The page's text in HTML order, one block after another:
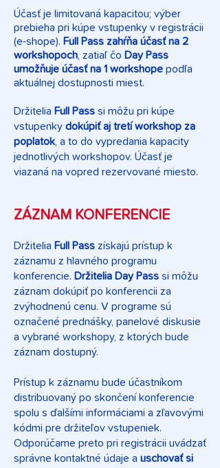
Účasť je limitovaná kapacitou; výber
prebieha pri kúpe vstupenky v registrácii
(e-shope). Full Pass zahŕňa účasť na 2
workshopoch , zatiaľ čo Day Pass
umožňuje účasť na 1 workshope podľa
aktuálnej dostupnosti miest.
Držitelia Full Pass si môžu pri kúpe
vstupenky dokúpiť aj tretí workshop za
poplatok , a to do vypredania kapacity
jednotlivých workshopov. Účasť je
viazaná na vopred rezervované miesto.
ZÁZNAM KONFERENCIE
Držitelia Full Pass získajú prístup k
záznamu z hlavného programu
konferencie. Držitelia Day Pass si môžu
záznam dokúpiť po konferencii za
zvýhodnenú cenu. V programe sú
označené prednášky, panelové diskusie
a vybrané workshopy, z ktorých bude
záznam dostupný.
Prístup k záznamu bude účastníkom
distribuovaný po skončení konferencie
spolu s ďalšími informáciami a zľavovými
kódmi pre držiteľov vstupeniek.
Odporúčame preto pri registrácii uvádzať
správne kontaktné údaje a uschovať si